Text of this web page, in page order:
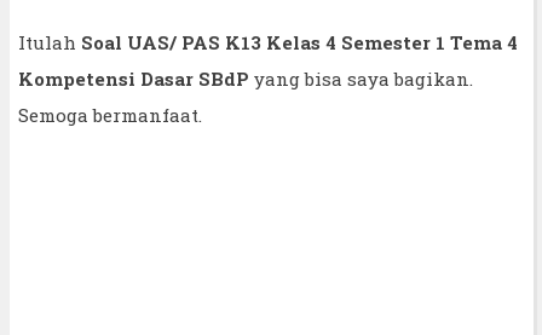
Itulah Soal UAS/ PAS K13 Kelas 4 Semester 1 Tema 4
Kompetensi Dasar SBdP yang bisa saya bagikan.
Semoga bermanfaat.